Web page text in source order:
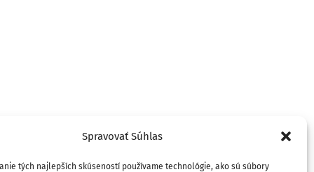
Spravovať Súhlas
tých najlepších skúseností používame technológie, ako sú súbory